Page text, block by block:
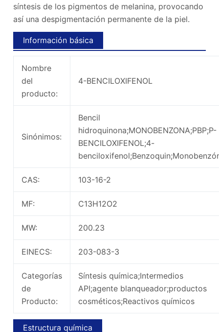
síntesis de los pigmentos de melanina, provocando
así una despigmentación permanente de la piel.
Información básica
Nombre
del
producto:
4-BENCILOXIFENOL
Sinónimos:
Bencil
hidroquinona;MONOBENZONA;PBP;P-
BENCILOXIFENOL;4-
CAS: 103-16-2
MF: C13H12O2
MW: 200.23
EINECS: 203-083-3
Categorías
de
Producto:
Síntesis química;Intermedios
API;agente blanqueador;productos
cosméticos;Reactivos químicos
Estructura química